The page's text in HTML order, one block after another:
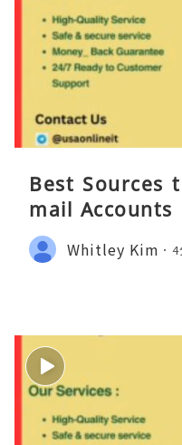
Best Sources
mail
s
Whitley Kim 4